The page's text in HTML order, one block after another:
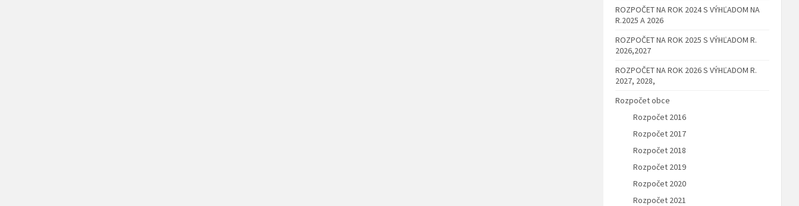
ROZPOČET NA ROK 2024 S VÝHĽADOM NA
R.2025 A 2026
ROZPOČET NA ROK 2025 S VÝHĽADOM R.
2026,2027
ROZPOČET NA ROK 2026 S VÝHĽADOM R.
2027, 2028,
Rozpočet obce
Rozpočet 2016
Rozpočet 2017
Rozpočet 2018
Rozpočet 2019
Rozpočet 2020
Rozpočet 2021